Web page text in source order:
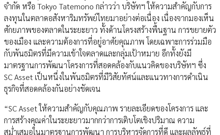
จำกัด หรือ Tokyo Tatemono กล่าวว่า บริษัทฯ ให้ความสำคัญกับการ
ลงทุนในตลาดอสังหาริมทรัพย์ไทยมาอย่างต่อเนื่อง เนื่องจากมองเห็น
ศักยภาพของตลาดในระยะยาว ทั้งด้านโครงสร้างพื้นฐาน การขยายตัว
ของเมือง และความต้องการที่อยู่อาศัยคุณภาพ โดยเฉพาะการร่วมมือ
กับพันธมิตรที่มีความเข้าใจตลาดและกลุ่มเป้าหมาย อีกทั้งยังมี
มาตรฐานการพัฒนาโครงการที่สอดคล้องกับแนวคิดของบริษัทฯ ซึ่ง
SC Asset เป็นหนึ่งในพันธมิตรที่มีวิสัยทัศน์และแนวทางการดำเนิน
ธุรกิจที่สอดคล้องกันอย่างชัดเจน
“SC Asset ให้ความสำคัญกับคุณภาพ รายละเอียดของโครงการ และ
การสร้างคุณค่าในระยะยาวมากกว่าการเติบโตเชิงปริมาณ ความ
สม่ำเสมอในมาตรฐานการพัฒนา การบริหารจัดการที่ดี และผลลัพธ์ที่